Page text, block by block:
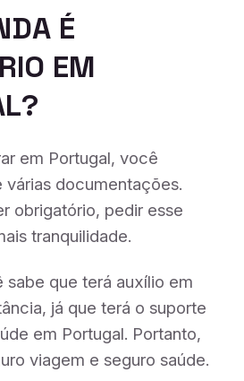
É
EM
em Portugal, você
várias documentações.
obrigatório, pedir esse
tranquilidade.
sabe que terá auxílio em
já que terá o suporte
em Portugal. Portanto,
viagem e seguro saúde.